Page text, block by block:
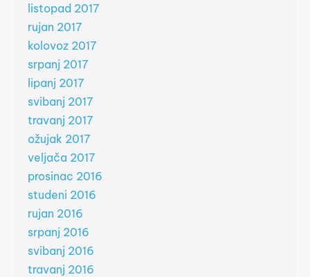
listopad 2017
rujan 2017
kolovoz 2017
srpanj 2017
lipanj 2017
svibanj 2017
travanj 2017
ožujak 2017
veljača 2017
prosinac 2016
studeni 2016
rujan 2016
srpanj 2016
svibanj 2016
travanj 2016